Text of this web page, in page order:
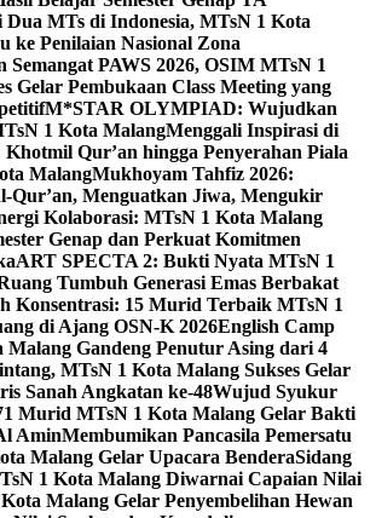
Dua MTs di Indonesia, MTsN 1 Kota
ke Penilaian Nasional Zona
Semangat PAWS 2026, OSIM MTsN 1
Gelar Pembukaan Class Meeting yang
M*STAR OLYMPIAD: Wujudkan
1 Kota MalangMenggali Inspirasi di
Qur’an hingga Penyerahan Piala
MalangMukhoyam Tahfiz 2026:
Qur’an, Menguatkan Jiwa, Mengukir
Kolaborasi: MTsN 1 Kota Malang
Genap dan Perkuat Komitmen
ART SPECTA 2: Bukti Nyata MTsN 1
Tumbuh Generasi Emas Berbakat
Konsentrasi: 15 Murid Terbaik MTsN 1
di Ajang OSN-K 2026English Camp
Malang Gandeng Penutur Asing dari 4
MTsN 1 Kota Malang Sukses Gelar
Sanah Angkatan ke-48Wujud Syukur
Murid MTsN 1 Kota Malang Gelar Bakti
AminMembumikan Pancasila Pemersatu
Malang Gelar Upacara BenderaSidang
1 Kota Malang Diwarnai Capaian Nilai
Malang Gelar Penyembelihan Hewan